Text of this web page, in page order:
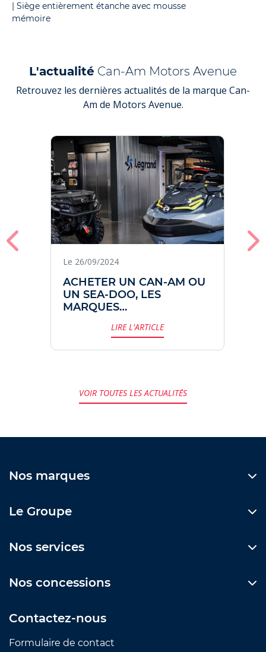
| Siège entièrement étanche avec mousse
mémoire
L'actualité Can-Am Motors Avenue
Retrouvez les dernières actualités de la marque Can-
Am de Motors Avenue.
Le 26/09/2024
ACHETER UN CAN-AM OU
UN SEA-DOO, LES
MARQUES
GROUPE BRP.
LIRE L'ARTICLE
VOIR TOUTES LES ACTUALITÉS
Nos marques
Le Groupe
Nos services
Nos concessions
Contactez-nous
Formulaire de contact